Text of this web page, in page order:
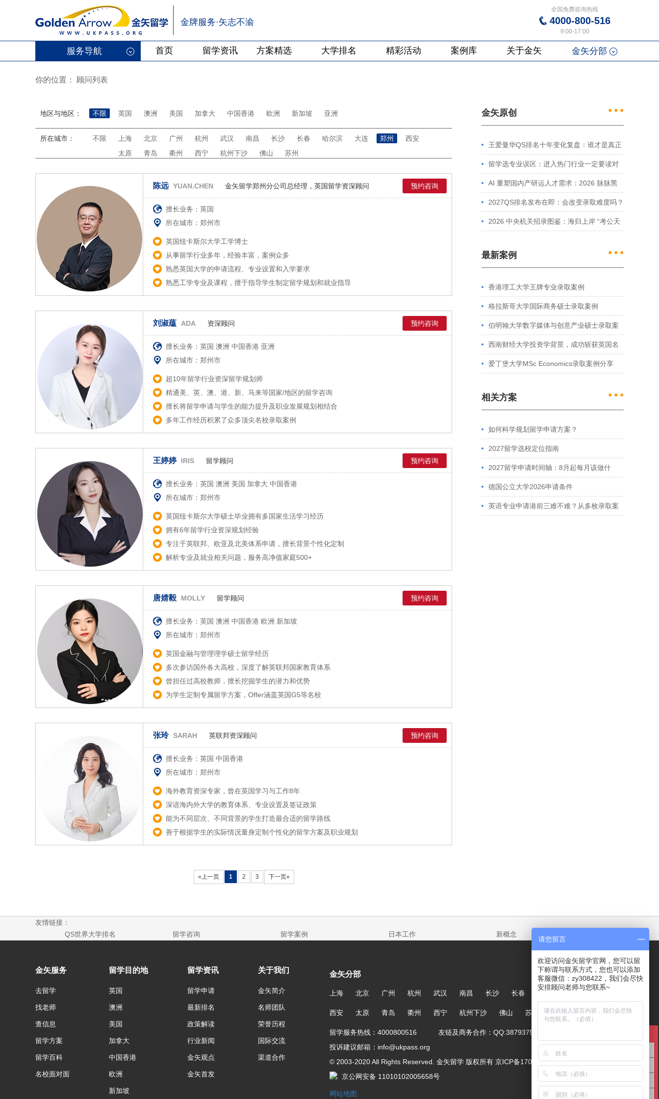
金牌服务·矢志不渝
全国免费咨询热线
4000-800-516
9:00-17:00
服务导航 首页 留学资讯 方案精选 大学排名 精彩活动 案例库 关于金矢 金矢分部
你的位置： 顾问列表
地区与地区： 不限 英国 澳洲 美国 加拿大 中国香港 欧洲 新加坡 亚洲
所在城市： 不限 上海 北京 广州 杭州 武汉 南昌 长沙 长春 哈尔滨 大连 郑州
西安
太原
青岛 衢州 西宁 杭州下沙 佛山 苏州
预约咨询
陈远 YUAN.CHEN 金矢留学郑州分公司总经理，英国留学资深顾问
擅长业务：英国
所在城市：郑州市
英国纽卡斯尔大学工学博士
从事留学行业多年，经验丰富，案例众多
熟悉英国大学的申请流程、专业设置和入学要求
熟悉工学专业及课程，擅于指导学生制定留学规划和就业指导
预约咨询
刘淑蕴 ADA 资深顾问
擅长业务：英国 澳洲 中国香港 亚洲
所在城市：郑州市
超10年留学行业资深留学规划师
精通美、英、澳、港、新、马来等国家/地区的留学咨询
擅长将留学申请与学生的能力提升及职业发展规划相结合
多年工作经历积累了众多顶尖名校录取案例
预约咨询
王婷婷 IRIS 留学顾问
擅长业务：英国 澳洲 美国 加拿大 中国香港
所在城市：郑州市
英国纽卡斯尔大学硕士毕业拥有多国家生活学习经历
拥有6年留学行业资深规划经验
专注于英联邦、欧亚及北美体系申请，擅长背景个性化定制
解析专业及就业相关问题，服务高净值家庭500+
预约咨询
唐婧毅 MOLLY 留学顾问
擅长业务：英国 澳洲 中国香港 欧洲 新加坡
所在城市：郑州市
英国金融与管理理学硕士留学经历
多次参访国外各大高校，深度了解英联邦国家教育体系
曾担任过高校教师，擅长挖掘学生的潜力和优势
为学生定制专属留学方案，Offer涵盖英国G5等名校
预约咨询
张玲 SARAH 英联邦资深顾问
擅长业务：英国 中国香港
所在城市：郑州市
海外教育资深专家，曾在英国学习与工作8年
深谙海内外大学的教育体系、专业设置及签证政策
能为不同层次、不同背景的学生打造最合适的留学路线
善于根据学生的实际情况量身定制个性化的留学方案及职业规划
«上一页 1 2 3 下一页»
金矢原创 ● ● ●
王爱曼华QS排名十年变化复盘：谁才是真正
的赢家？
留学选专业误区：进入热门行业一定要读对
口专业吗？
AI 重塑国内产研运人才需求：2026 脉脉黑
皮书解读及留学规划启示
2027QS排名发布在即：会改变录取难度吗？
2026 中央机关招录图鉴：海归上岸 “考公天
最新案例 ● ● ●
香港理工大学王牌专业录取案例
格拉斯哥大学国际商务硕士录取案例
伯明翰大学数字媒体与创意产业硕士录取案
例 西南财经大学投资学背景，成功斩获英国名
校多份Offer
爱丁堡大学MSc Economics录取案例分享
相关方案 ● ● ●
如何科学规划留学申请方案？
2027留学选校定位指南
2027留学申请时间轴：8月起每月该做什
么？英、美、澳、港申请全攻略
德国公立大学2026申请条件
英语专业申请港前三难不难？从多枚录取案
友情链接：
QS世界大学排名
留学咨询 留学案例 日本工作 新概念
金矢服务
去留学
找老师
查信息
留学方案
留学百科
名校面对面
留学目的地
英国
澳洲
美国
加拿大
中国香港
欧洲
新加坡
留学资讯
留学申请
最新排名
政策解读
行业新闻
金矢观点
金矢首发
关于我们
金矢简介
名师团队
荣誉历程
国际交流
渠道合作
金矢分部
上海 北京 广州 杭州 武汉 南昌 长沙 长春 哈尔滨 大连 郑州
西安 太原 青岛 衢州 西宁 杭州下沙 佛山 苏州
留学服务热线：4000800516 友链及商务合作：QQ:387937567
投诉建议邮箱：info@ukpass.org
© 2003-2020 All Rights Reserved. 金矢留学 版权所有 京ICP备17005244号-1
京公网安备 11010102005658号
网站地图
澳洲留学咨询
美国留学咨询
请您留言
欢迎访问金矢留学官网，您可以留
下称谓与联系方式，您也可以添加
客服微信：zy308422，我们会尽快
安排顾问老师与您联系~